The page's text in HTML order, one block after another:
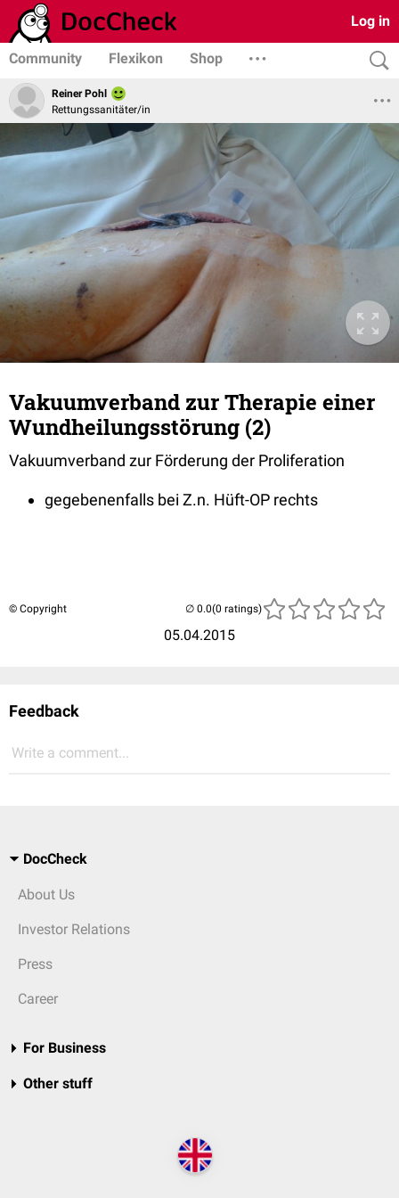
Log in
Community Flexikon Shop
Reiner Pohl
Rettungssanitäter/in
Vakuumverband zur Therapie einer
Wundheilungsstörung (2)
Vakuumverband zur Förderung der Proliferation
gegebenenfalls bei Z.n. Hüft-OP rechts
© Copyright
05.04.2015
(0 ratings)
Feedback
Write a comment...
DocCheck
About Us
Investor Relations
Press
Career
For Business
Other stuff